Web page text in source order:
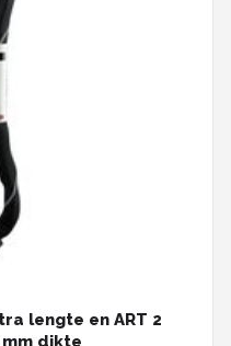
lengte en ART 2
dikte